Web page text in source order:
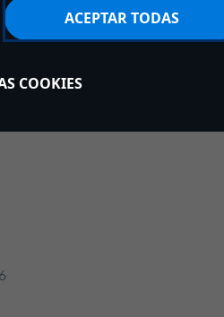
× profundo) aprox.
ACEPTAR TODAS
COOKIES